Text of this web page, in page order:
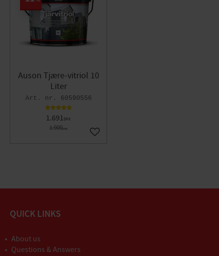
Auson Tjære-vitriol 10
Liter
60590556
1.691DKK
1.900DKK
Gem som favorit
QUICK LINKS
About us
Questions & Answers